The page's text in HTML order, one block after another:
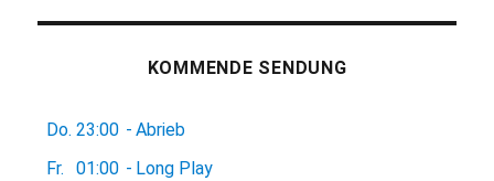
KOMMENDE SENDUNG
Do. 23:00 - Abrieb
Fr.
01:00 - Long Play